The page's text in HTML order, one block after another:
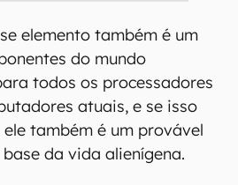
elemento também é um
do mundo
todos os processadores
atuais, e se isso
também é um provável
da vida alienígena.